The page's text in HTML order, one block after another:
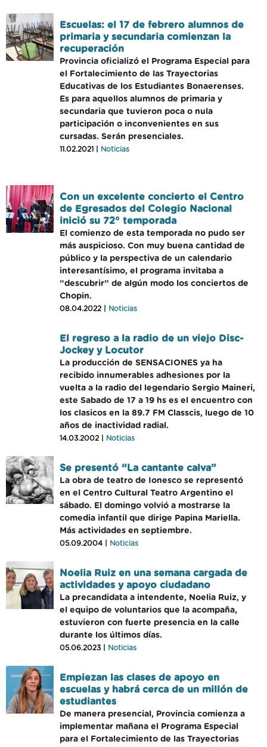
Escuelas: el 17 de febrero alumnos de
primaria y secundaria comienzan la
recuperación
Provincia oficializó el Programa Especial para
el Fortalecimiento de las Trayectorias
Educativas de los Estudiantes Bonaerenses.
Es para aquellos alumnos de primaria y
secundaria que tuvieron poca o nula
participación o inconvenientes en sus
cursadas. Serán presenciales.
11.02.2021 | Noticias
Con un excelente concierto el Centro
de Egresados del Colegio Nacional
inició su 72° temporada
El comienzo de esta temporada no pudo ser
más auspicioso. Con muy buena cantidad de
público y la perspectiva de un calendario
interesantísimo, el programa invitaba a
“descubrir” de algún modo los conciertos de
Chopin.
08.04.2022 | Noticias
El regreso a la radio de un viejo Disc-
Jockey y Locutor
La producción de SENSACIONES ya ha
recibido innumerables adhesiones por la
vuelta a la radio del legendario Sergio Maineri,
este Sabado de 17 a 19 hs es el encuentro con
los clasicos en la 89.7 FM Classcis, luego de 10
años de inactividad radial.
14.03.2002 | Noticias
Se presentó “La cantante calva”
La obra de teatro de Ionesco se representó
en el Centro Cultural Teatro Argentino el
sábado. El domingo volvió a mostrarse la
comedia infantil que dirige Papina Mariella.
Más actividades en septiembre.
05.09.2004 | Noticias
Noelia Ruiz en una semana cargada de
actividades y apoyo ciudadano
La precandidata a intendente, Noelia Ruiz, y
el equipo de voluntarios que la acompaña,
estuvieron con fuerte presencia en la calle
durante los últimos días.
05.06.2023 | Noticias
Empiezan las clases de apoyo en
escuelas y habrá cerca de un millón de
estudiantes
De manera presencial, Provincia comienza a
implementar mañana el Programa Especial
para el Fortalecimiento de las Trayectorias